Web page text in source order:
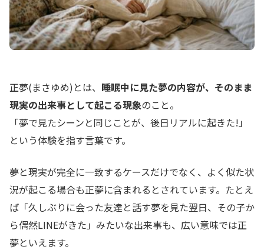
正夢(まさゆめ)とは、 睡眠中に見た夢の内容が、そのまま
現実の出来事として起こる現象のこと。
「夢で見たシーンと同じことが、後日リアルに起きた!」
という体験を指す言葉です。
夢と現実が完全に一致するケースだけでなく、よく似た状
況が起こる場合も正夢に含まれるとされています。たとえ
ば「久しぶりに会った友達と話す夢を見た翌日、その子か
ら偶然LINEがきた」みたいな出来事も、広い意味では正
夢といえます。